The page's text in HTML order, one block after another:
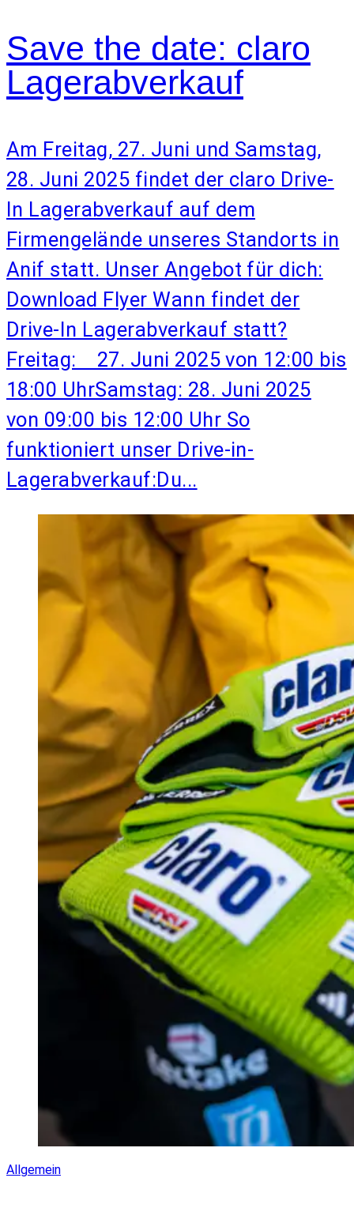
Save the date: claro
Lagerabverkauf
Am Freitag, 27. Juni und Samstag,
28. Juni 2025 findet der claro Drive-
In Lagerabverkauf auf dem
Firmengelände unseres Standorts in
Anif statt. Unser Angebot für dich:
Download Flyer Wann findet der
Drive-In Lagerabverkauf statt?
Freitag: 27. Juni 2025 von 12:00 bis
18:00 UhrSamstag: 28. Juni 2025
von 09:00 bis 12:00 Uhr So
funktioniert unser Drive-in-
Lagerabverkauf:Du...
Allgemein